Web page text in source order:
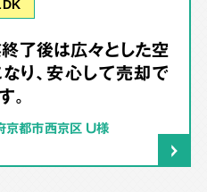
了後は広々とした空
り、安心して売却で
。
京都市西京区 U様